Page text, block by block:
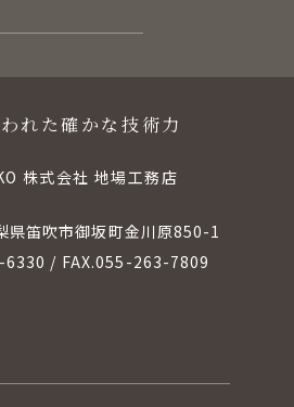
れた確かな技術力
県笛吹市御坂町金川原850-1
/ FAX.055-263-7809